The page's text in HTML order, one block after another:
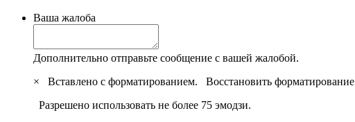
Ваша жалоба
Дополнительно отправьте сообщение с вашей жалобой.
×
Вставлено с форматированием. Восстановить форматирование
Разрешено использовать не более 75 эмодзи.